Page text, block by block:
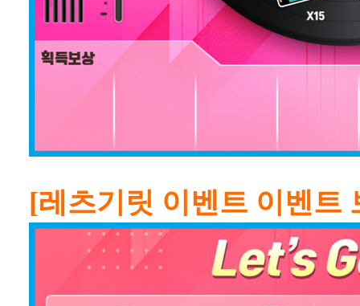
[레츠기릿 이벤트 이벤트